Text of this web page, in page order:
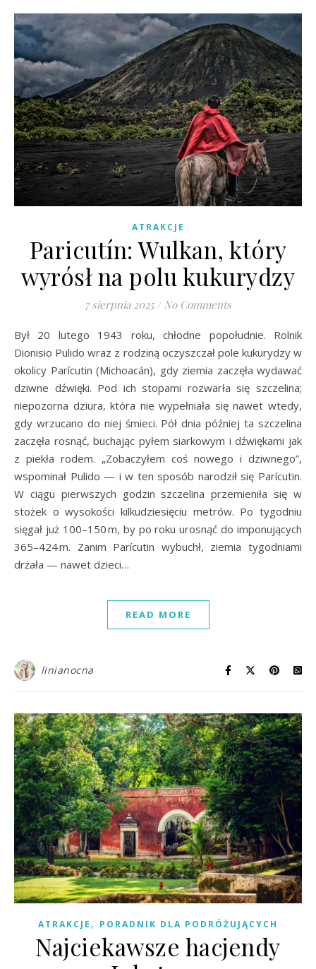
ATRAKCJE
Paricutín: Wulkan, który
wyrósł na polu kukurydzy
7 sierpnia 2025 / No Comments
Był 20 lutego 1943 roku, chłodne popołudnie. Rolnik
Dionisio Pulido wraz z rodziną oczyszczał pole kukurydzy w
okolicy Parícutin (Michoacán), gdy ziemia zaczęła wydawać
dziwne dźwięki. Pod ich stopami rozwarła się szczelina;
niepozorna dziura, która nie wypełniała się nawet wtedy,
gdy wrzucano do niej śmieci. Pół dnia później ta szczelina
zaczęła rosnąć, buchając pyłem siarkowym i dźwiękami jak
z piekła rodem. „Zobaczyłem coś nowego i dziwnego”,
wspominał Pulido — i w ten sposób narodził się Parícutin.
W ciągu pierwszych godzin szczelina przemieniła się w
stożek o wysokości kilkudziesięciu metrów. Po tygodniu
sięgał już 100–150 m, by po roku urosnąć do imponujących
365–424 m. Zanim Parícutin wybuchł, ziemia tygodniami
drżała — nawet dzieci…
READ MORE
linianocna
ATRAKCJE , PORADNIK DLA PODRÓŻUJĄCYCH
Najciekawsze hacjendy